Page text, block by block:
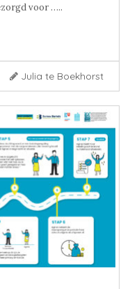
voor …..
Julia te Boekhorst